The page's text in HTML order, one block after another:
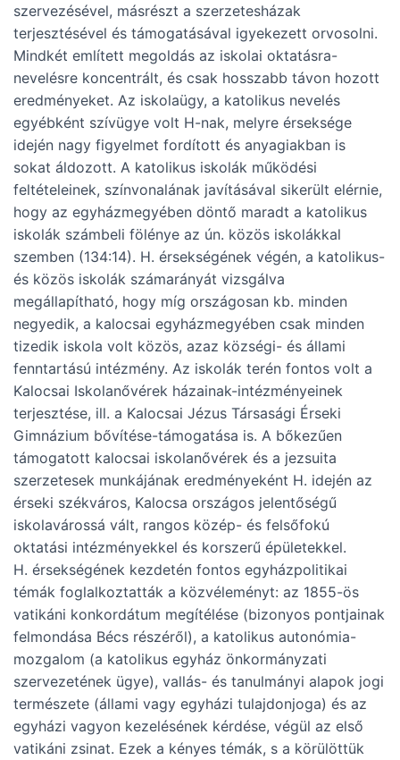
szervezésével, másrészt a szerzetesházak
terjesztésével és támogatásával igyekezett orvosolni.
Mindkét említett megoldás az iskolai oktatásra-
nevelésre koncentrált, és csak hosszabb távon hozott
eredményeket. Az iskolaügy, a katolikus nevelés
egyébként szívügye volt H-nak, melyre érseksége
idején nagy figyelmet fordított és anyagiakban is
sokat áldozott. A katolikus iskolák működési
feltételeinek, színvonalának javításával sikerült elérnie,
hogy az egyházmegyében döntő maradt a katolikus
iskolák számbeli fölénye az ún. közös iskolákkal
szemben (134:14). H. érsekségének végén, a katolikus-
és közös iskolák számarányát vizsgálva
megállapítható, hogy míg országosan kb. minden
negyedik, a kalocsai egyházmegyében csak minden
tizedik iskola volt közös, azaz községi- és állami
fenntartású intézmény. Az iskolák terén fontos volt a
Kalocsai Iskolanővérek házainak-intézményeinek
terjesztése, ill. a Kalocsai Jézus Társasági Érseki
Gimnázium bővítése-támogatása is. A bőkezűen
támogatott kalocsai iskolanővérek és a jezsuita
szerzetesek munkájának eredményeként H. idején az
érseki székváros, Kalocsa országos jelentőségű
iskolavárossá vált, rangos közép- és felsőfokú
oktatási intézményekkel és korszerű épületekkel.
H. érsekségének kezdetén fontos egyházpolitikai
témák foglalkoztatták a közvéleményt: az 1855-ös
vatikáni konkordátum megítélése (bizonyos pontjainak
felmondása Bécs részéről), a katolikus autonómia-
mozgalom (a katolikus egyház önkormányzati
szervezetének ügye), vallás- és tanulmányi alapok jogi
természete (állami vagy egyházi tulajdonjoga) és az
egyházi vagyon kezelésének kérdése, végül az első
vatikáni zsinat. Ezek a kényes témák, s a körülöttük